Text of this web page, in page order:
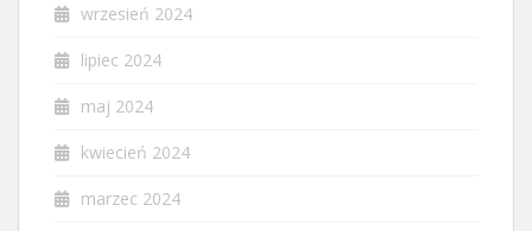
wrzesień 2024
lipiec 2024
maj 2024
kwiecień 2024
marzec 2024